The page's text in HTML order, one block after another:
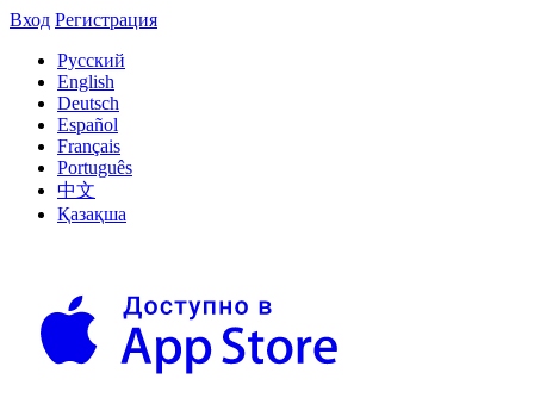
Вход Регистрация
Русский
English
Deutsch
Español
Français
Português
中文
Қазақша